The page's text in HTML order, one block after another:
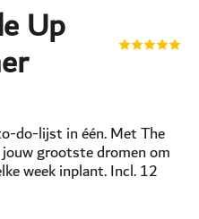
Up
do-lijst in één. Met The
grootste dromen om
week inplant. Incl. 12